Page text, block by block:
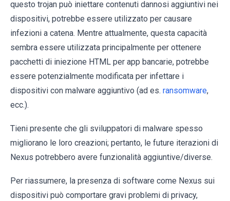
questo trojan può iniettare contenuti dannosi aggiuntivi nei
dispositivi, potrebbe essere utilizzato per causare
infezioni a catena. Mentre attualmente, questa capacità
sembra essere utilizzata principalmente per ottenere
pacchetti di iniezione HTML per app bancarie, potrebbe
essere potenzialmente modificata per infettare i
dispositivi con malware aggiuntivo (ad es. ransomware,
ecc.).
Tieni presente che gli sviluppatori di malware spesso
migliorano le loro creazioni; pertanto, le future iterazioni di
Nexus potrebbero avere funzionalità aggiuntive/diverse.
Per riassumere, la presenza di software come Nexus sui
dispositivi può comportare gravi problemi di privacy,